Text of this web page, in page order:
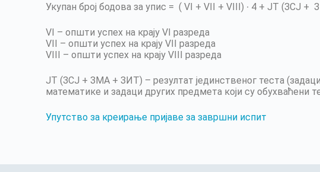
Укупан број бодова за упис = ( VI + VII + VIII) ∙ 4 + ЈТ (ЗСЈ
VI – општи успех на крају VI разреда
VII – општи успех на крају VII разреда
VIII – општи успех на крају VIII разреда
ЈТ (ЗСЈ + ЗМА + ЗИТ) – резултат јединственог теста
математике и задаци других предмета који су обухваћени
Упутство за креирање пријаве за завршни испит